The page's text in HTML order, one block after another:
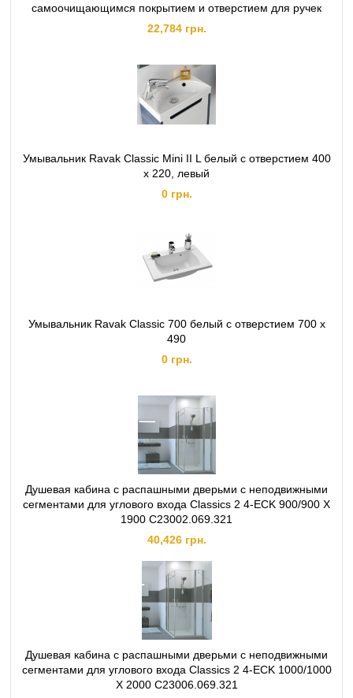
самоочищающимся покрытием и отверстием для ручек
22,784 грн.
Умывальник Ravak Classic Mini II L белый с отверстием 400
x 220, левый
0 грн.
Умывальник Ravak Classic 700 белый с отверстием 700 x
490
0 грн.
Душевая кабина с распашными дверьми с неподвижными
сегментами для углового входа Classics 2 4-ECK 900/900 X
1900 C23002.069.321
40,426 грн.
Душевая кабина с распашными дверьми с неподвижными
сегментами для углового входа Classics 2 4-ECK 1000/1000
X 2000 C23006.069.321